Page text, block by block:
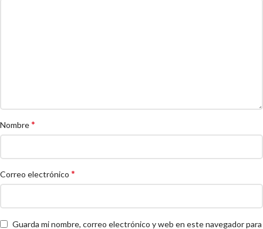
Nombre*
Correo electrónico *
Guarda mi nombre, correo electrónico y web en este navegador para